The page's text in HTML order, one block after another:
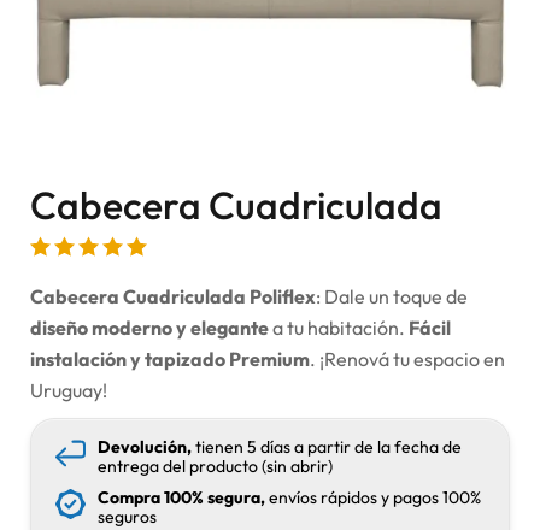
Cabecera Cuadriculada
Cabecera Cuadriculada Poliflex: Dale un toque de
diseño moderno y elegantea tu habitación. Fácil
instalación y tapizado Premium. ¡Renová tu espacio en
Uruguay!
Devolución,tienen 5 días a partir de la fecha de
entrega del producto (sin abrir)
Compra 100% segura,envíos rápidos y pagos 100%
seguros